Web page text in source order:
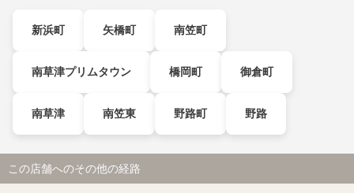
新浜町 矢橋町 南笠町
南草津プリムタウン 橋岡町 御倉町
南草津 南笠東 野路町 野路
この店舗へのその他の経路